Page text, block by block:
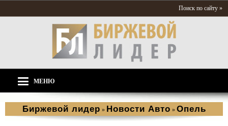
Поиск по сайту »
МЕНЮ
Биржевой лидер » Новости Aвто » Опель